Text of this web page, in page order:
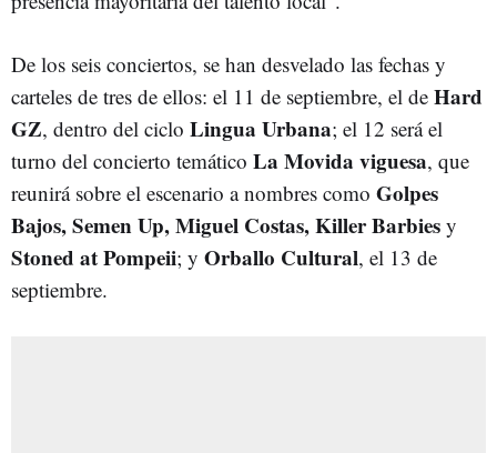
De los seis conciertos, se han desvelado las fechas y
carteles de tres de ellos: el 11 de septiembre, el de Hard
GZ, dentro del ciclo Lingua Urbana; el 12 será el
turno del concierto temático La Movida viguesa, que
reunirá sobre el escenario a nombres como Golpes
Bajos, Semen Up, Miguel Costas, Killer Barbies y
Stoned at Pompeii; y Orballo Cultural, el 13 de
septiembre.